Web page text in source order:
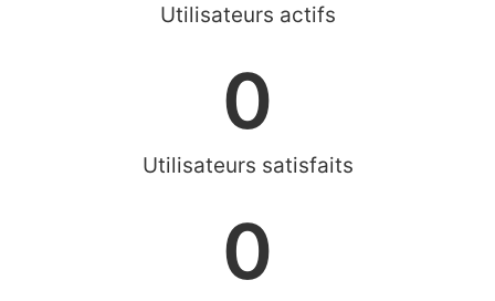
Utilisateurs actifs
Utilisateurs satisfaits
0
0